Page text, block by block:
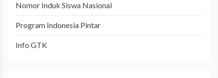
Nomor Induk Siswa Nasional
Program Indonesia Pintar
Info GTK